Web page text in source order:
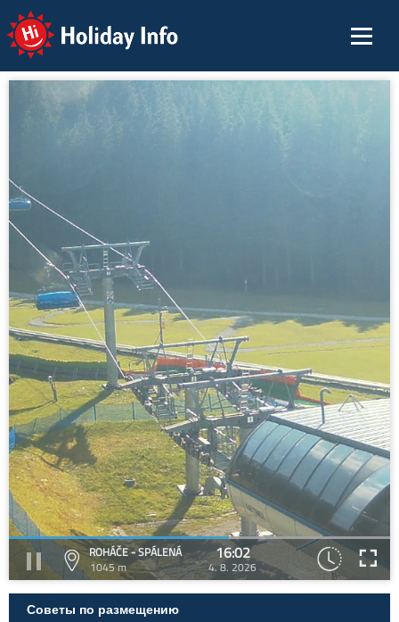
Holiday Info
ROHÁČE - SPÁLENÁ
1045 m
16:02
4. 8. 2026
Советы по размещению